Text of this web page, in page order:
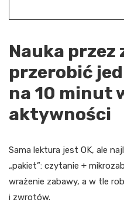
Nauka przez
przerobić
na 10 minut
aktywności
Sama lektura jest OK, ale
„pakiet”: czytanie +
wrażenie zabawy, a w tle
i zwrotów.